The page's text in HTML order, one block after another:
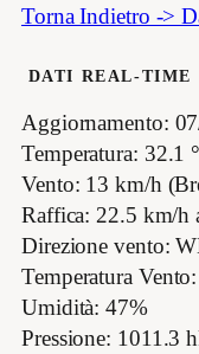
Torna Indietro ->
DATI REAL-TIME
Aggiornamento:
Temperatura: 32.1
Vento: 13 km/h
Raffica: 22.5 km/h
Direzione vento:
Temperatura
Umidità: 47%
Pressione: 1011.3